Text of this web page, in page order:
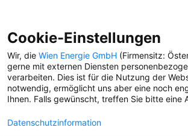
Cookie-Einstellungen
Wir, die Wien Energie GmbH (Firmensitz:
gerne mit externen Diensten
verarbeiten. Dies ist für die Nutzung der
notwendig, ermöglicht uns aber eine noch
Ihnen. Falls gewünscht, treffen Sie bitte eine
Datenschutzinformation